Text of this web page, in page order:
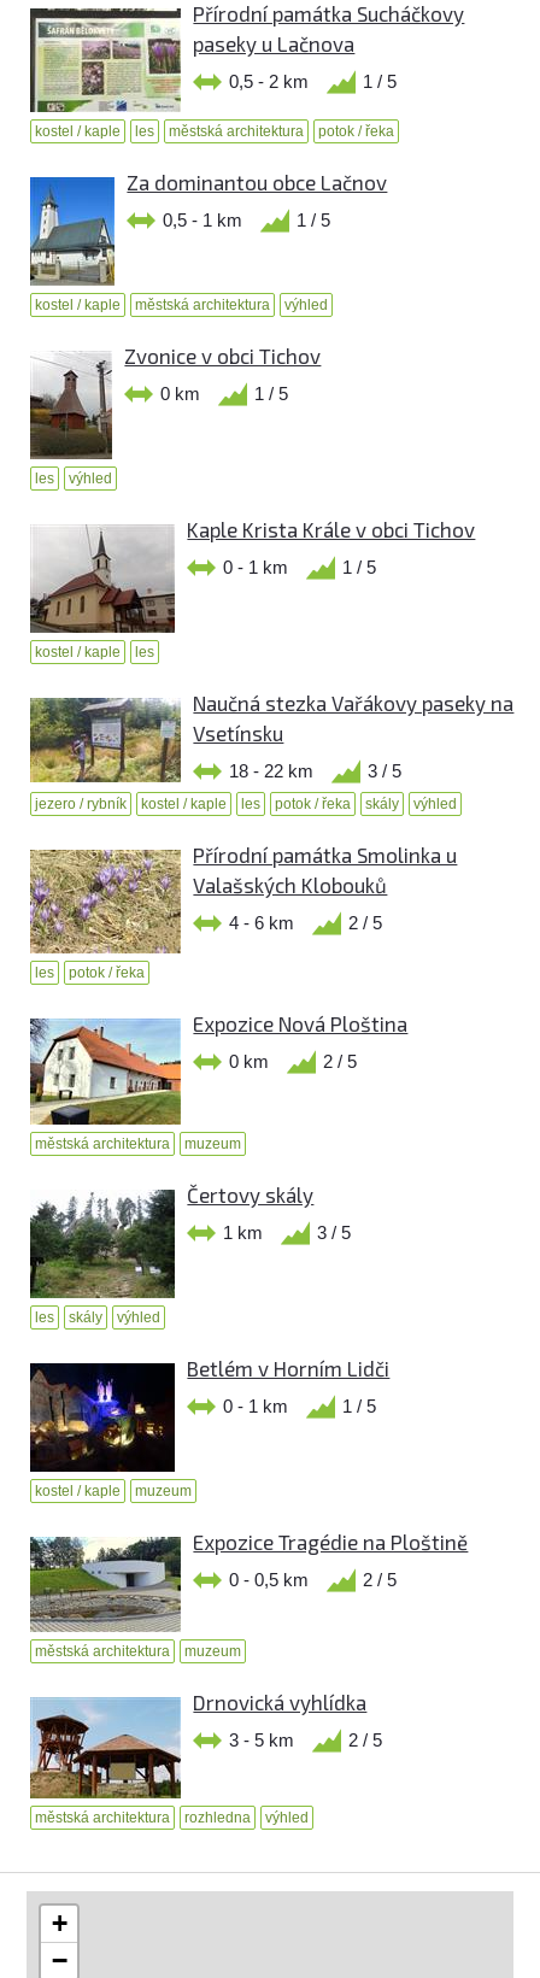
Přírodní památka Sucháčkovy
paseky u Lačnova
0,5 - 2 km 1 / 5
kostel / kaple les městská architektura potok / řeka
Za dominantou obce Lačnov
0,5 - 1 km 1 / 5
kostel / kaple městská architektura výhled
Zvonice v obci Tichov
0 km 1 / 5
les výhled
Kaple Krista Krále v obci Tichov
0 - 1 km 1 / 5
kostel / kaple les
Naučná stezka Vařákovy paseky na
Vsetínsku
18 - 22 km 3 / 5
jezero / rybník kostel / kaple les potok / řeka skály výhled
Přírodní památka Smolinka u
Valašských Klobouků
4 - 6 km 2 / 5
les potok / řeka
Expozice Nová Ploština
0 km 2 / 5
městská architektura muzeum
Čertovy skály
1 km 3 / 5
les skály výhled
Betlém v Horním Lidči
0 - 1 km 1 / 5
kostel / kaple muzeum
Expozice Tragédie na Ploštině
0 - 0,5 km 2 / 5
městská architektura muzeum
Drnovická vyhlídka
3 - 5 km 2 / 5
městská architektura rozhledna výhled
+
−